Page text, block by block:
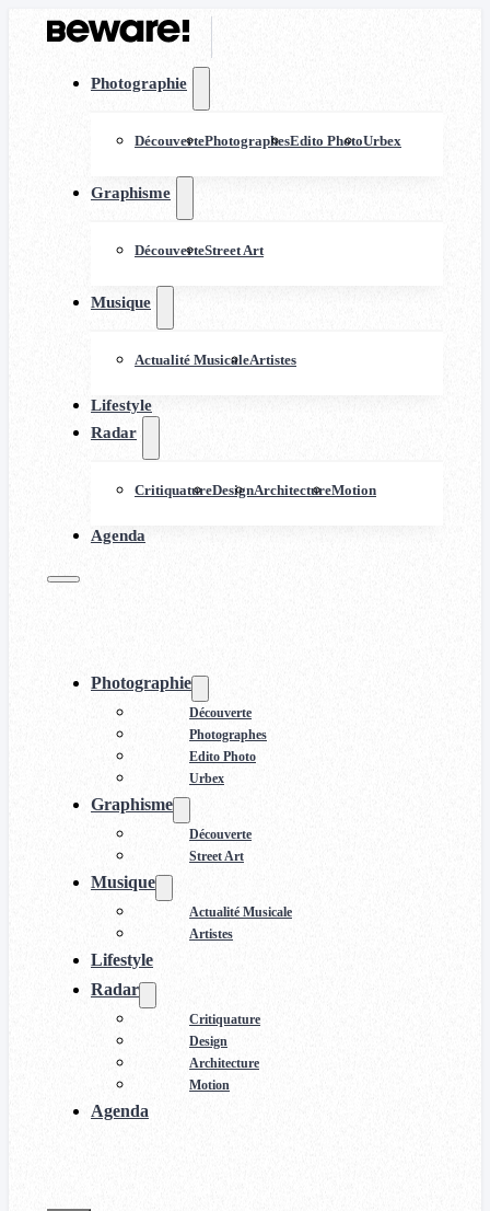
Photographie
DécouvertePhotographesEdito PhotoUrbex
Graphisme
DécouverteStreet Art
Musique
Actualité MusicaleArtistes
Lifestyle
Radar
CritiquatureDesignArchitectureMotion
Agenda
Photographie
Découverte
Photographes
Edito Photo
Urbex
Graphisme
Découverte
Street Art
Musique
Actualité Musicale
Artistes
Lifestyle
Radar
Critiquature
Design
Architecture
Motion
Agenda